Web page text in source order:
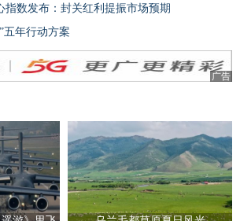
指数发布：封关红利提振市场预期
五年行动方案
广告